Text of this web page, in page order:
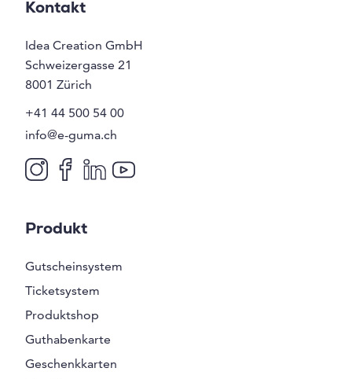
Kontakt
Idea Creation GmbH
Schweizergasse 21
8001 Zürich
+41 44 500 54 00
info@e-guma.ch
Produkt
Gutscheinsystem
Ticketsystem
Produktshop
Guthabenkarte
Geschenkkarten